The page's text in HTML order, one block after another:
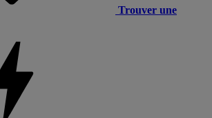
Trouver une